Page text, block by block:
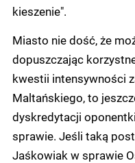
kieszenie".
Miasto nie dość, że
dopuszczając
kwestii intensywności
Maltańskiego, to
dyskredytacji
sprawie. Jeśli taką
Jaśkowiak w sprawie